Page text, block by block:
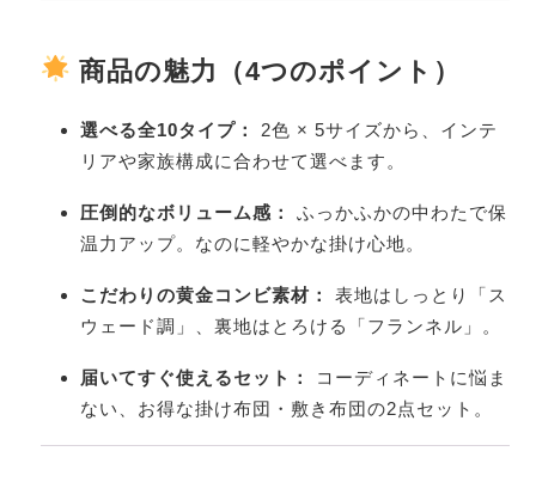
商品の魅力（4つのポイント）
選べる全10タイプ：
2色 × 5サイズから、インテ
リアや家族構成に合わせて選べます。
圧倒的なボリューム感：
ふっかふかの中わたで保
温力アップ。なのに軽やかな掛け心地。
こだわりの黄金コンビ素材：
表地はしっとり「ス
ウェード調」、裏地はとろける「フランネル」。
届いてすぐ使えるセット：
コーディネートに悩ま
ない、お得な掛け布団・敷き布団の2点セット。